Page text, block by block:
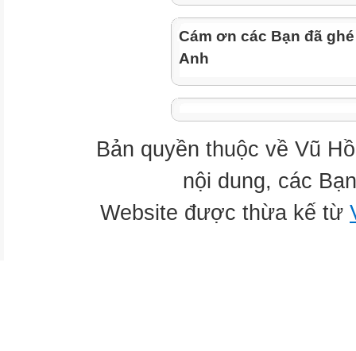
Cám ơn các Bạn đã
Anh
Bản quyền thuộc về Vũ
nội dung, các
Website được thừa kế từ